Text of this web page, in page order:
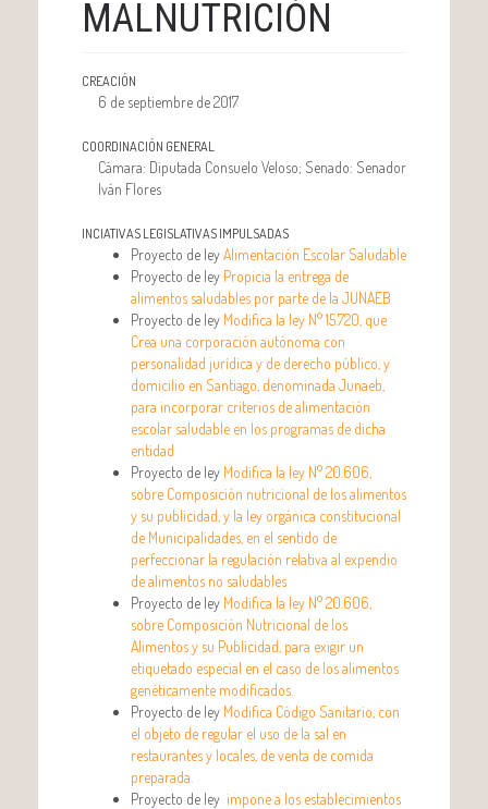
MALNUTRICIÓN
CREACIÓN
6 de septiembre de 2017
COORDINACIÓN GENERAL
Cámara: Diputada Consuelo Veloso; Senado: Senador
Iván Flores
INCIATIVAS LEGISLATIVAS IMPULSADAS
Proyecto de leyAlimentación Escolar Saludable
Proyecto de ley Propicia la entrega de
alimentos saludables por parte de la JUNAEB
Proyecto de ley Modifica la ley N° 15.720, que
Crea una corporación autónoma con
personalidad jurídica y de derecho público, y
domicilio en Santiago, denominada Junaeb,
para incorporar criterios de alimentación
escolar saludable en los programas de dicha
entidad
Proyecto de ley Modifica la ley N° 20.606,
sobre Composición nutricional de los alimentos
y su publicidad, y la ley orgánica constitucional
de Municipalidades, en el sentido de
perfeccionar la regulación relativa al expendio
de alimentos no saludables
Proyecto de ley Modifica la ley N° 20.606,
sobre Composición Nutricional de los
Alimentos y su Publicidad, para exigir un
etiquetado especial en el caso de los alimentos
genéticamente modificados.
Proyecto de ley Modifica Código Sanitario, con
el objeto de regular el uso de la sal en
restaurantes y locales, de venta de comida
preparada.
Proyecto de ley impone a los establecimientos